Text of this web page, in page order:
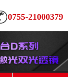
0755-21000379